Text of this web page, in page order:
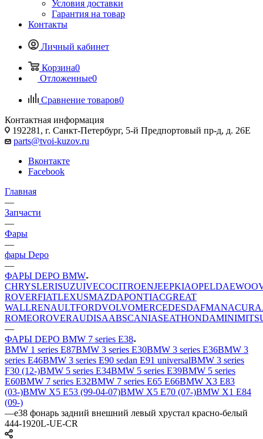
Условия доставки
Гарантия на товар
Контакты
Личный кабинет
Корзина0
Отложенные0
Сравнение товаров0
Контактная информация
192281, г. Санкт-Петербург, 5-й Предпортовый пр-д, д. 26Е
parts@tvoi-kuzov.ru
Вконтакте
Facebook
Главная
—
Запчасти
—
Фары
—
фары Depo
—
ФАРЫ DEPO BMW
CHRYSLERISUZUIVECOCITROENJEEPKIAOPELDAEWOO
ROVERFIATLEXUSMAZDAPONTIACGREAT
WALLRENAULTFORDVOLVOMERCEDESDAFMANACURA
ROMEOROVERAUDISAABSCANIASEATHONDAMINI
—
ФАРЫ DEPO BMW 7 series E38
BMW 1 series E87BMW 3 series E30BMW 3 series E36BMW 3
series E46BMW 3 series E90 sedan E91 universalBMW 3 series
F30 (12-)BMW 5 series E34BMW 5 series E39BMW 5 series
E60BMW 7 series E32BMW 7 series E65 E66BMW X3 E83
(03-)BMW X5 E53 (99-04-07)BMW X5 E70 (07-)BMW X1 E84
(09-)
—e38 фонарь задний внешний левый хрустал красно-белый
444-1920L-UE-CR